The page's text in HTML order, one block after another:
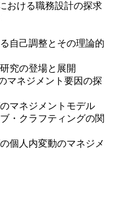
おける職務設計の探求
自己調整とその理論的
究の登場と展開
ネジメント要因の探
マネジメントモデル
・クラフティングの関
個人内変動のマネジメ